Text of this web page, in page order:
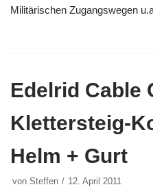
Militärischen Zugangswegen
Edelrid Cable
Klettersteig-
Helm + Gurt
von Steffen 12. April 2011